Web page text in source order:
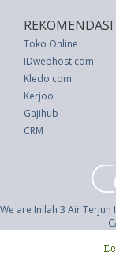
REKOMENDASI
Toko Online
IDwebhost.com
Kledo.com
Kerjoo
Gajihub
CRM
We are Inilah 3 Air